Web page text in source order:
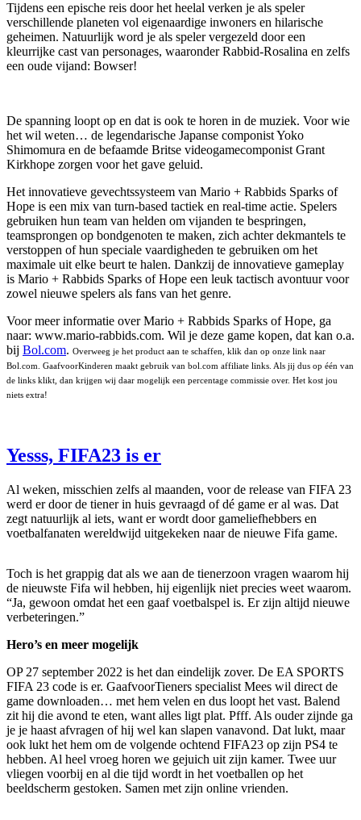
Tijdens een epische reis door het heelal verken je als speler
verschillende planeten vol eigenaardige inwoners en hilarische
geheimen. Natuurlijk word je als speler vergezeld door een
kleurrijke cast van personages, waaronder Rabbid-Rosalina en zelfs
een oude vijand: Bowser!
De spanning loopt op en dat is ook te horen in de muziek. Voor wie
het wil weten… de legendarische Japanse componist Yoko
Shimomura en de befaamde Britse videogamecomponist Grant
Kirkhope zorgen voor het gave geluid.
Het innovatieve gevechtssysteem van Mario + Rabbids Sparks of
Hope is een mix van turn-based tactiek en real-time actie. Spelers
gebruiken hun team van helden om vijanden te bespringen,
teamsprongen op bondgenoten te maken, zich achter dekmantels te
verstoppen of hun speciale vaardigheden te gebruiken om het
maximale uit elke beurt te halen. Dankzij de innovatieve gameplay
is Mario + Rabbids Sparks of Hope een leuk tactisch avontuur voor
zowel nieuwe spelers als fans van het genre.
Voor meer informatie over Mario + Rabbids Sparks of Hope, ga
naar: www.mario-rabbids.com. Wil je deze game kopen, dat kan o.a.
bij Bol.com. Overweeg je het product aan te schaffen, klik dan op onze link naar
Bol.com. GaafvoorKinderen maakt gebruik van bol.com affiliate links. Als jij dus op één van
de links klikt, dan krijgen wij daar mogelijk een percentage commissie over. Het kost jou
niets extra!
Yesss, FIFA23 is er
Al weken, misschien zelfs al maanden, voor de release van FIFA 23
werd er door de tiener in huis gevraagd of dé game er al was. Dat
zegt natuurlijk al iets, want er wordt door gameliefhebbers en
voetbalfanaten wereldwijd uitgekeken naar de nieuwe Fifa game.
Toch is het grappig dat als we aan de tienerzoon vragen waarom hij
de nieuwste Fifa wil hebben, hij eigenlijk niet precies weet waarom.
“Ja, gewoon omdat het een gaaf voetbalspel is. Er zijn altijd nieuwe
verbeteringen.”
Hero’s en meer mogelijk
OP 27 september 2022 is het dan eindelijk zover. De EA SPORTS
FIFA 23 code is er. GaafvoorTieners specialist Mees wil direct de
game downloaden… met hem velen en dus loopt het vast. Balend
zit hij die avond te eten, want alles ligt plat. Pfff. Als ouder zijnde ga
je je haast afvragen of hij wel kan slapen vanavond. Dat lukt, maar
ook lukt het hem om de volgende ochtend FIFA23 op zijn PS4 te
hebben. Al heel vroeg horen we gejuich uit zijn kamer. Twee uur
vliegen voorbij en al die tijd wordt in het voetballen op het
beeldscherm gestoken. Samen met zijn online vrienden.